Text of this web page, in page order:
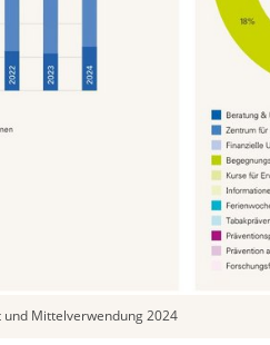
Mittelverwendung 2024